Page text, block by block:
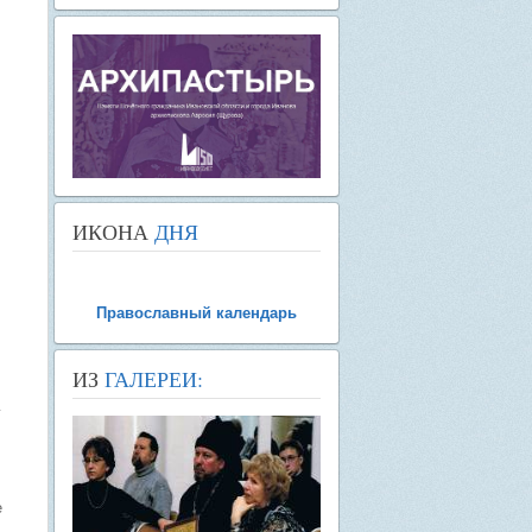
ИКОНА ДНЯ
Православный календарь
ИЗ ГАЛЕРЕИ: